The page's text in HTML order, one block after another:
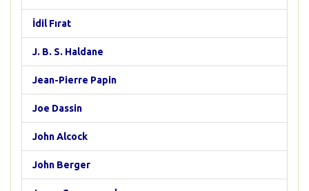
İdil Fırat
J. B. S. Haldane
Jean-Pierre Papin
Joe Dassin
John Alcock
John Berger